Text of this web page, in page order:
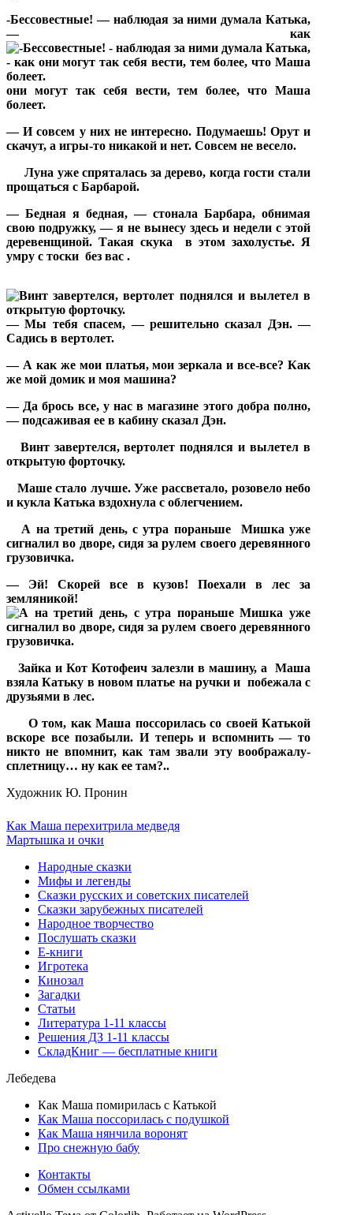
-Бессовестные! — наблюдая за ними думала Катька,
— как
они могут так себя вести, тем более, что Маша
болеет.
— И совсем у них не интересно. Подумаешь! Орут и
скачут, а игры-то никакой и нет. Совсем не весело.
Луна уже спряталась за дерево, когда гости стали
прощаться с Барбарой.
— Бедная я бедная, — стонала Барбара, обнимая
свою подружку, — я не вынесу здесь и недели с этой
деревенщиной. Такая скука
в этом захолустье. Я
умру с тоски без вас .
— Мы тебя спасем, — решительно сказал Дэн. —
Садись в вертолет.
— А как же мои платья, мои зеркала и все-все? Как
же мой домик и моя машина?
— Да брось все, у нас в магазине этого добра полно,
— подсаживая ее в кабину сказал Дэн.
Винт завертелся, вертолет поднялся и вылетел в
открытую форточку.
Маше стало лучше. Уже рассветало, розовело небо
и кукла Катька вздохнула с облегчением.
А на третий день, с утра пораньше
Мишка уже
сигналил во дворе, сидя за рулем своего деревянного
грузовичка.
— Эй! Скорей все в кузов! Поехали в лес за
земляникой!
Зайка и Кот Котофеич залезли в машину, а
Маша
взяла Катьку в новом платье на ручки и побежала с
друзьями в лес.
О том, как Маша поссорилась со своей Катькой
вскоре все позабыли. И теперь и вспомнить — то
никто не впомнит, как там звали эту воображалу-
сплетницу… ну как ее там?..
Художник Ю. Пронин
Как Маша перехитрила медведя
Мартышка и очки
Народные сказки
Мифы и легенды
Сказки русских и советских писателей
Сказки зарубежных писателей
Народное творчество
Послушать сказки
Е-книги
Игротека
Кинозал
Загадки
Статьи
Литература 1-11 классы
Решения ДЗ 1-11 классы
СкладКниг — бесплатные книги
Лебедева
Как Маша помирилась с Катькой
Как Маша поссорилась с подушкой
Как Маша нянчила воронят
Про снежную бабу
Контакты
Обмен ссылками